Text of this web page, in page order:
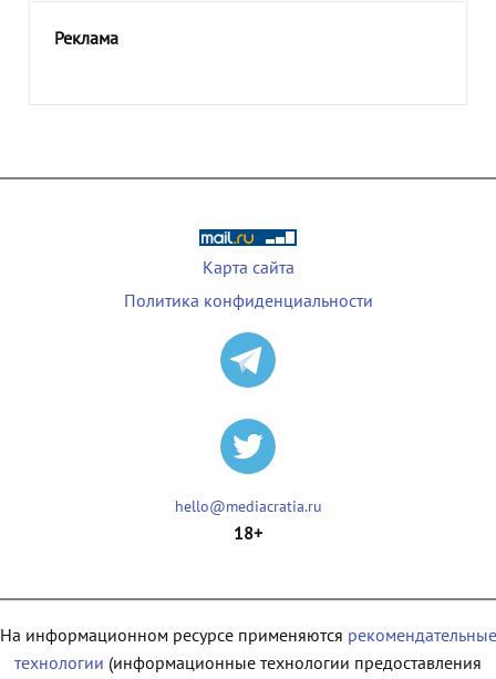
Реклама
Карта сайта
Политика конфиденциальности
hello@mediacratia.ru
18+
На информационном ресурсе применяются рекомендательные
технологии (информационные технологии предоставления